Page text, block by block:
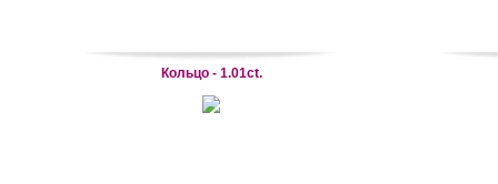
Кольцо - 1.01ct.